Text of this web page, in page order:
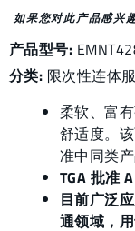
如果您对此产品感兴
产品型号:
分类: 限次性连体服
柔软、富
舒适度。
准中同类
TGA 批准
目前广泛
通领域，